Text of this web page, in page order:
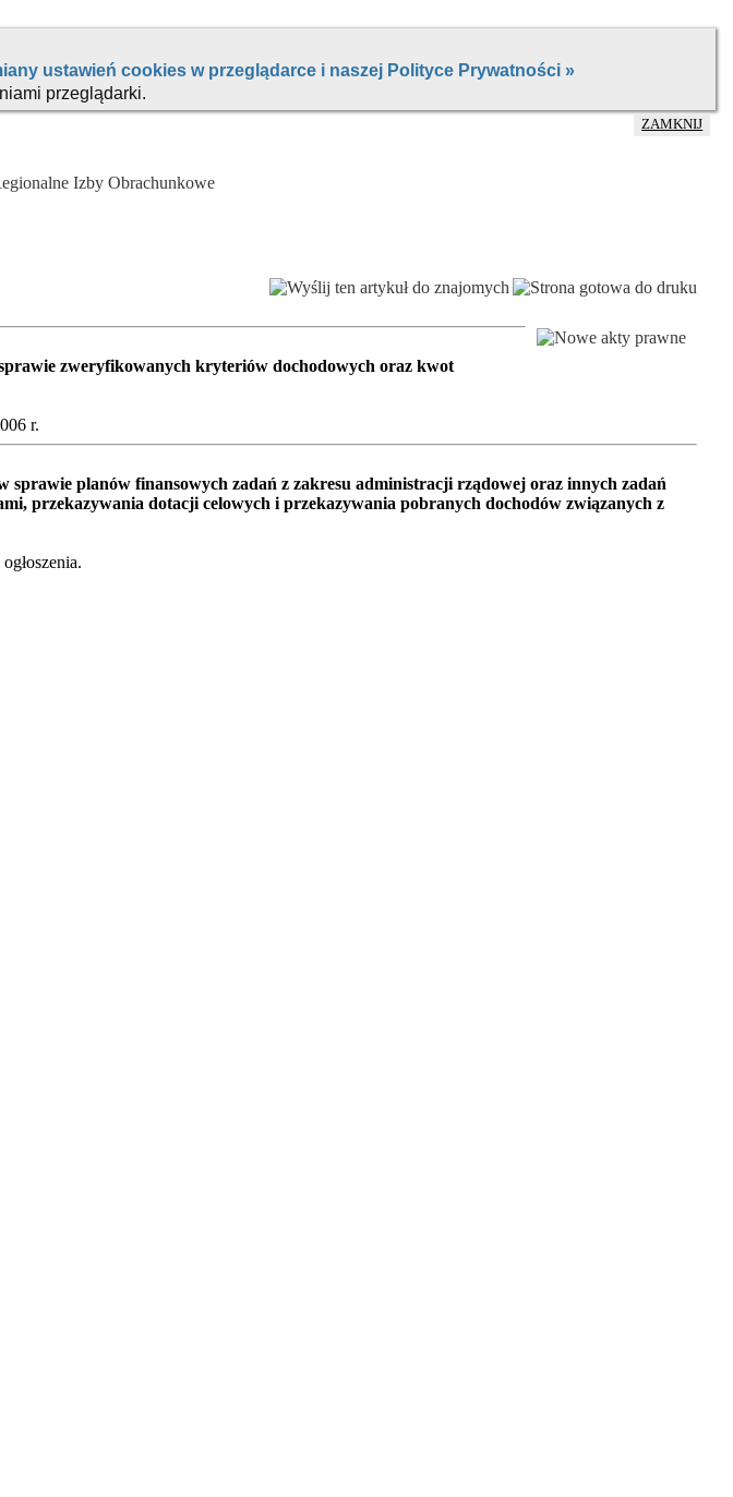
ZAMKNIJ
zweryfikowanych kryteriów dochodowych oraz kwot
r.
sprawie planów finansowych zadań z zakresu administracji rządowej oraz innych zadań
przekazywania dotacji celowych i przekazywania pobranych dochodów związanych z